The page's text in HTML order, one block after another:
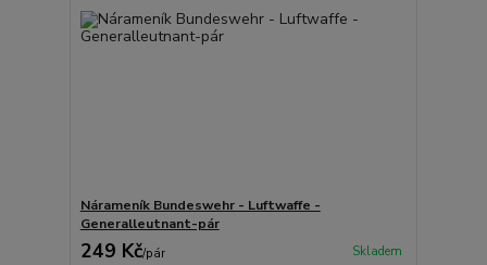
Nárameník Bundeswehr - Luftwaffe -
Generalleutnant-pár
249 Kč/pár Skladem